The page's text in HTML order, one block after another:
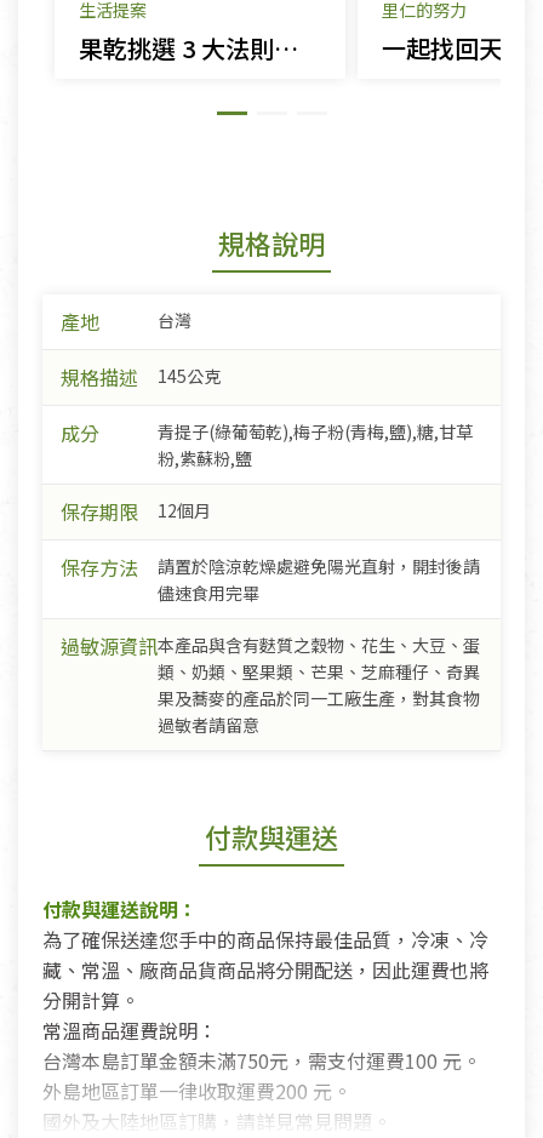
生活提案
果乾挑選 3 大法則｜拒絕化學添加，天然果乾這樣買
里仁的努力
規格說明
產地 台灣
規格描述 145公克
成分
青提子(綠葡萄乾),梅子粉(青梅,鹽),糖,甘草
粉,紫蘇粉,鹽
保存期限 12個月
保存方法
請置於陰涼乾燥處避免陽光直射，開封後請
儘速食用完畢
過敏源資訊本產品與含有麩質之穀物、花生、大豆、蛋
類、奶類、堅果類、芒果、芝麻種仔、奇異
果及蕎麥的產品於同一工廠生產，對其食物
過敏者請留意
付款與運送
付款與運送說明：
為了確保送達您手中的商品保持最佳品質，冷凍、冷
藏、常溫、廠商品貨商品將分開配送，因此運費也將
分開計算。
常溫商品運費說明：
台灣本島訂單金額未滿750元，需支付運費100 元。
外島地區訂單一律收取運費200 元。
國外及大陸地區訂購，請詳見常見問題。